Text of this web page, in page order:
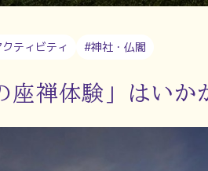
ティビティ #神社・仏閣
座禅体験」はいか